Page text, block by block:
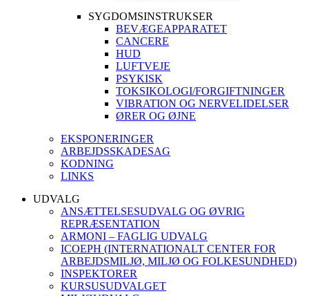
SYGDOMSINSTRUKSER
BEVÆGEAPPARATET
CANCERE
HUD
LUFTVEJE
PSYKISK
TOKSIKOLOGI/FORGIFTNINGER
VIBRATION OG NERVELIDELSER
ØRER OG ØJNE
EKSPONERINGER
ARBEJDSSKADESAG
KODNING
LINKS
UDVALG
ANSÆTTELSESUDVALG OG ØVRIG
REPRÆSENTATION
ARMONI – FAGLIG UDVALG
ICOEPH (INTERNATIONALT CENTER FOR
ARBEJDSMILJØ, MILJØ OG FOLKESUNDHED)
INSPEKTORER
KURSUSUDVALGET